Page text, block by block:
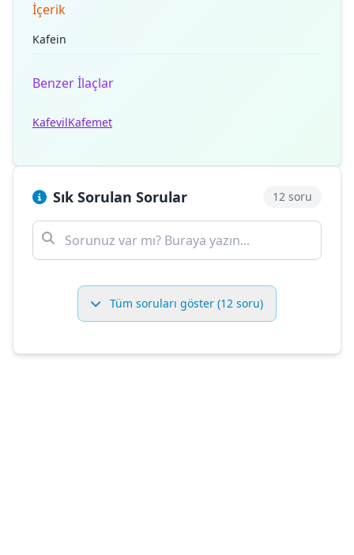
İçerik
Kafein
Benzer İlaçlar
KafevilKafemet
Sık Sorulan Sorular 12 soru
Tüm soruları göster (12 soru)